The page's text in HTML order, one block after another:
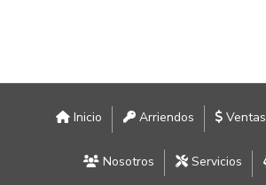
Inicio Arriendos Ventas
Nosotros Servicios